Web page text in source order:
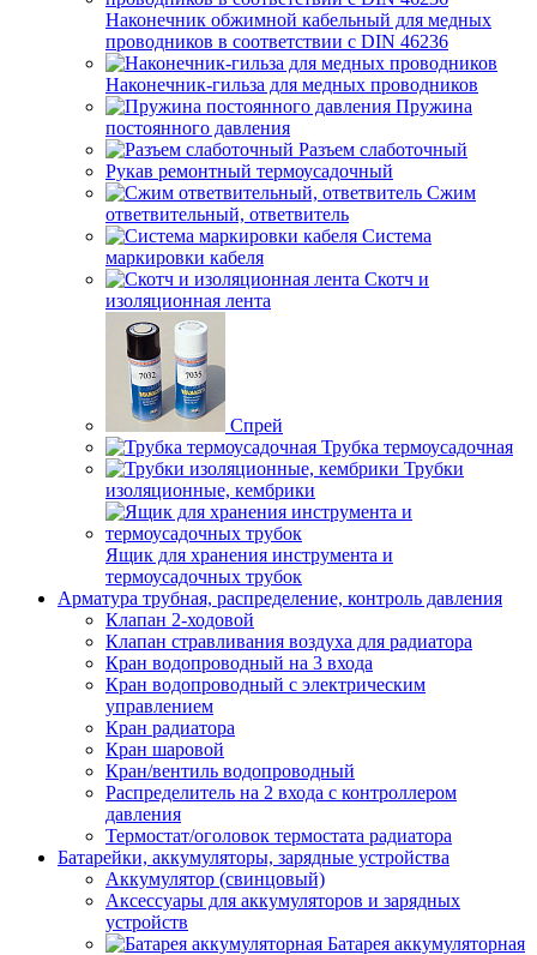
Наконечник обжимной кабельный для медных
проводников в соответствии с DIN 46236
Наконечник-гильза для медных проводников
Пружина
постоянного давления
Разъем слаботочный
Рукав ремонтный термоусадочный
Сжим
ответвительный, ответвитель
Система
маркировки кабеля
Скотч и
изоляционная лента
Спрей
Трубка термоусадочная
Трубки
изоляционные, кембрики
Ящик для хранения инструмента и
термоусадочных трубок
Арматура трубная, распределение, контроль давления
Клапан 2-ходовой
Клапан стравливания воздуха для радиатора
Кран водопроводный на 3 входа
Кран водопроводный с электрическим
управлением
Кран радиатора
Кран шаровой
Кран/вентиль водопроводный
Распределитель на 2 входа с контроллером
давления
Термостат/оголовок термостата радиатора
Батарейки, аккумуляторы, зарядные устройства
Аккумулятор (свинцовый)
Аксессуары для аккумуляторов и зарядных
устройств
Батарея аккумуляторная